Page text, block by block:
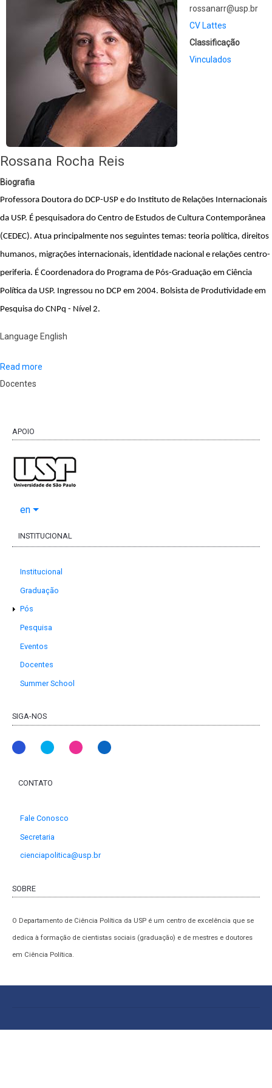
rossanarr@usp.br
CV Lattes
Classificação
Vinculados
Rossana Rocha Reis
Biografia
Professora Doutora do DCP-USP e do Instituto de Relações Internacionais
da USP. É pesquisadora do Centro de Estudos de Cultura Contemporânea
(CEDEC). Atua principalmente nos seguintes temas: teoria política, direitos
humanos, migrações internacionais, identidade nacional e relações centro-
periferia. É Coordenadora do Programa de Pós-Graduação em Ciência
Política da USP. Ingressou no DCP em 2004. Bolsista de Produtividade em
Pesquisa do CNPq - Nível 2.
Language English
Read more
Docentes
APOIO
en
INSTITUCIONAL
Institucional
Graduação
Pós
Pesquisa
Eventos
Docentes
Summer School
SIGA-NOS
CONTATO
Fale Conosco
Secretaria
cienciapolitica@usp.br
SOBRE
O Departamento de Ciência Política da USP é um centro de excelência que se
dedica à formação de cientistas sociais (graduação) e de mestres e doutores
em Ciência Política.